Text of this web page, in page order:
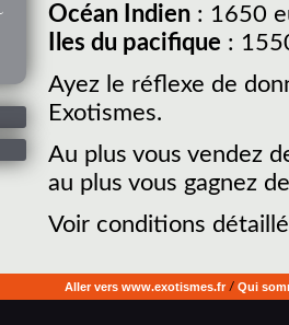
Océan Indien : 1650
Iles du pacifique :
Ayez le réflexe de
Exotismes.
Au plus vous vendez
au plus vous gagnez
Voir conditions
Aller vers www.exotismes.fr/ Qui